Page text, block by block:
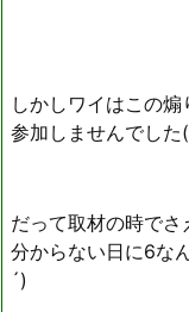
しかしワイはこの
参加しませんでした
だって取材の時で
分からない日に6な
´)